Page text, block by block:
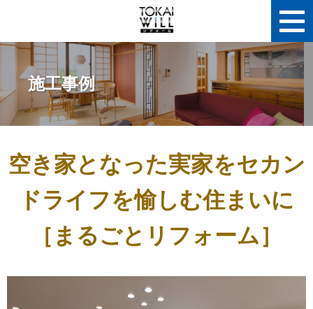
施工事例
空き家となった実家をセカン
ドライフを愉しむ住まいに
［まるごとリフォーム］